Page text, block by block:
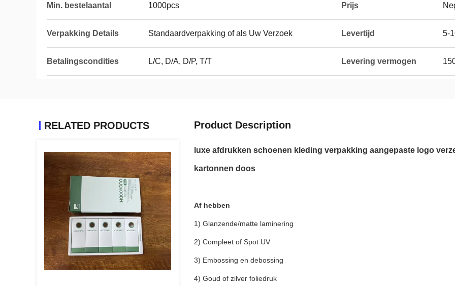
Min. bestelaantal 1000pcs Prijs
Verpakking Details Standaardverpakking of als Uw Verzoek Levertijd 5-
Betalingscondities L/C, D/A, D/P, T/T Levering vermogen
RELATED PRODUCTS Product Description
luxe afdrukken schoenen kleding verpakking aangepaste logo
kartonnen doos
Af hebben
1) Glanzende/matte laminering
2) Compleet of Spot UV
3) Embossing en debossing
4) Goud of zilver foliedruk